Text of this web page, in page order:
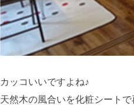
カッコいいですよね♪
天然木の風合いを化粧シートで